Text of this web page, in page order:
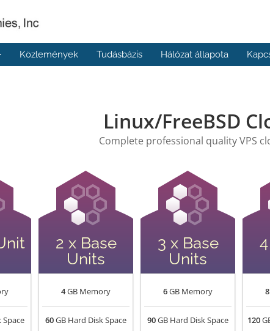
Közlemények Tudásbázis Hálózat állapota
Linux/FreeBSD
Complete professional quality VPS
Space
2 x Base
Units
4GB Memory
60GB Hard Disk Space
3 x Base
Units
6GB Memory
90GB Hard Disk Space
8
120